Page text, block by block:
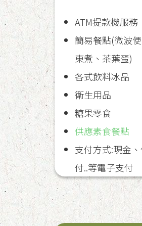
ATM提款機服務
簡易餐點(微波
東煮、茶葉蛋)
各式飲料冰品
衛生用品
糖果零食
供應素食餐點
支付方式:現金
付..等電子支付